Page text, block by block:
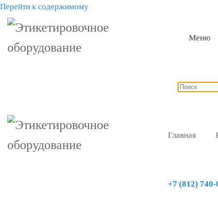
Перейти к содержимому
Меню
Главная
+7 (812) 740-